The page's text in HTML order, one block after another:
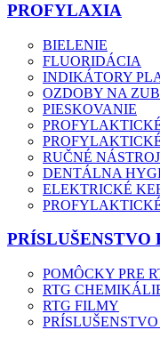
PROFYLAXIA
BIELENIE
FLUORIDÁCIA
INDIKÁTORY
OZDOBY NA
PIESKOVANIE
RUČNÉ
DENTÁLNA
ELEKTRICKÉ
PRÍSLUŠENSTVO
POMÔCKY PRE
RTG
RTG FILMY